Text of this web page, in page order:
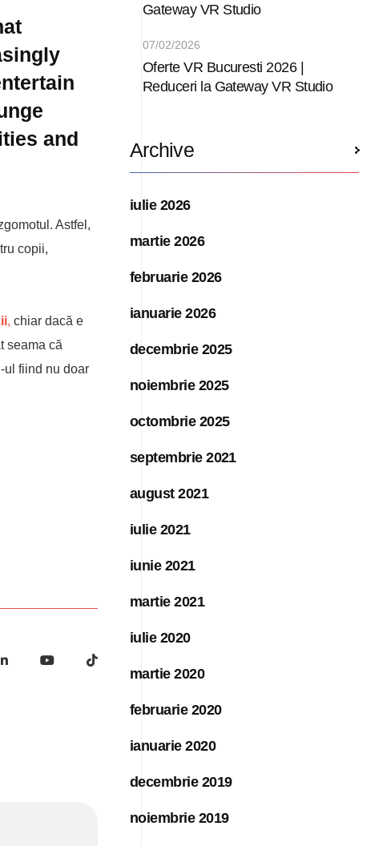
and
Astfel,
copii,
, chiar dacă e
seama că
ul fiind nu doar
Gateway VR Studio
Oferte VR Bucuresti 2026 |
Reduceri la Gateway VR Studio
07/02/2026
Archive
iulie 2026
martie 2026
februarie 2026
ianuarie 2026
decembrie 2025
noiembrie 2025
octombrie 2025
septembrie 2021
august 2021
iulie 2021
iunie 2021
martie 2021
iulie 2020
martie 2020
februarie 2020
ianuarie 2020
decembrie 2019
noiembrie 2019